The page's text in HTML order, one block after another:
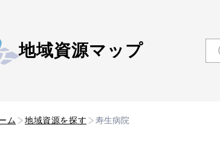
地域資源マップ
ム 地域資源を探す 寿生病院